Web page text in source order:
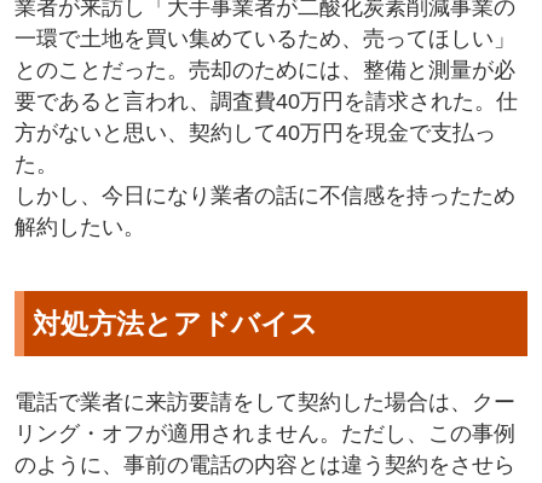
業者が来訪し「大手事業者が二酸化炭素削減事業の
一環で土地を買い集めているため、売ってほしい」
とのことだった。売却のためには、整備と測量が必
要であると言われ、調査費40万円を請求された。仕
方がないと思い、契約して40万円を現金で支払っ
た。
しかし、今日になり業者の話に不信感を持ったため
解約したい。
対処方法とアドバイス
電話で業者に来訪要請をして契約した場合は、クー
リング・オフが適用されません。ただし、この事例
のように、事前の電話の内容とは違う契約をさせら